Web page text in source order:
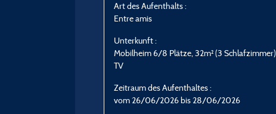
Art des Aufenthalts :
Entre amis
Unterkunft :
Mobilheim 6/8 Plätze, 32m² (3 Schlafzimmer).
TV
Zeitraum des Aufenthaltes :
vom 26/06/2026 bis 28/06/2026